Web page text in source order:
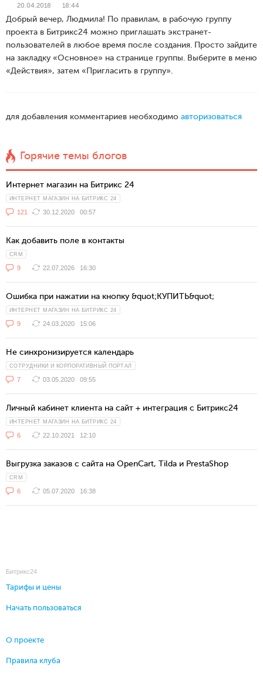
20.04.2018 18:44
Добрый вечер, Людмила! По правилам, в рабочую группу
проекта в Битрикс24 можно приглашать экстранет-
пользователей в любое время после создания. Просто зайдите
на закладку «Основное» на странице группы. Выберите в меню
«Действия», затем «Пригласить в группу».
для добавления комментариев необходимо авторизоваться
Горячие темы блогов
Интернет магазин на Битрикс 24
ИНТЕРНЕТ МАГАЗИН НА БИТРИКС 24
121 30.12.2020 00:57
Как добавить поле в контакты
CRM
9 22.07.2026 16:30
Ошибка при нажатии на кнопку &quot;КУПИТЬ&quot;
ИНТЕРНЕТ МАГАЗИН НА БИТРИКС 24
9 24.03.2020 15:06
Не синхронизируется календарь
СОТРУДНИКИ И КОРПОРАТИВНЫЙ ПОРТАЛ
7 03.05.2020 09:55
Личный кабинет клиента на сайт + интеграция с Битрикс24
ИНТЕРНЕТ МАГАЗИН НА БИТРИКС 24
6 22.10.2021 12:10
Выгрузка заказов с сайта на OpenCart, Tilda и PrestaShop
CRM
6 05.07.2020 16:38
Битрикс24
Тарифы и цены
Начать пользоваться
О проекте
Правила клуба